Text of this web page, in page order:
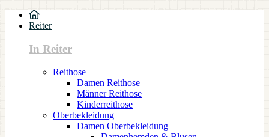
Reiter
In Reiter
Reithose
Damen Reithose
Männer Reithose
Kinderreithose
Oberbekleidung
Damen Oberbekleidung